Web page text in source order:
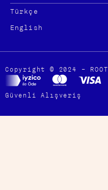
Türkçe
English
Copyright © 2024 – ROOT
Güvenli Alışveriş